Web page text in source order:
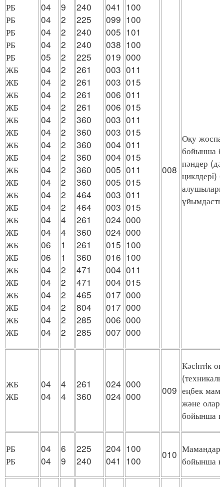
РБ
РБ
РБ
РБ
РБ
ЖБ
ЖБ
ЖБ
ЖБ
ЖБ
ЖБ
ЖБ
ЖБ
ЖБ
ЖБ
ЖБ
ЖБ
ЖБ
ЖБ
ЖБ
ЖБ
ЖБ
ЖБ
ЖБ
ЖБ
ЖБ
ЖБ
04
04
04
04
05
04
04
04
04
04
04
04
04
04
04
04
04
04
04
06
06
04
04
04
04
04
04
9
2
2
2
2
2
2
2
2
2
2
2
2
2
2
2
2
4
4
1
1
2
2
2
2
2
2
240
225
240
240
225
261
261
261
261
360
360
360
360
360
360
464
464
261
360
261
360
471
471
465
804
285
285
041
099
005
038
019
003
003
006
006
003
003
004
004
005
005
003
003
024
024
015
016
004
004
017
017
006
007
100
100
101
100
000
011
015
011
015
011
015
011
015
011
015
011
015
000
000
100
100
011
015
000
000
000
000
008
Оқу
бойынша
пәндер
циклдерi)
ЖБ
ЖБ
04
04
4
4
261
360
024
024
000
000
009
Кәсiптiк
еңбек
және
бойынша
РБ
РБ
04
04
6
9
225
240
204
041
100
100
010
бойынша